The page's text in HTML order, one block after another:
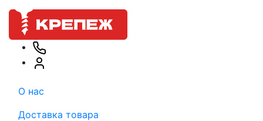
О нас
Доставка товара